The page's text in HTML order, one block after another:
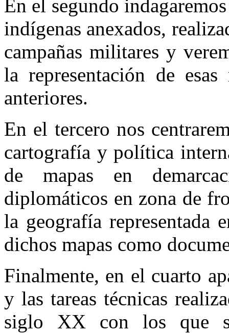
En el segundo
indígenas anexados,
campañas militares y
la representación de
anteriores.
En el tercero nos
cartografía y política
de mapas en
diplomáticos en zona de
la geografía representada
dichos mapas como
Finalmente, en el cuarto
y las tareas técnicas
siglo XX con los que